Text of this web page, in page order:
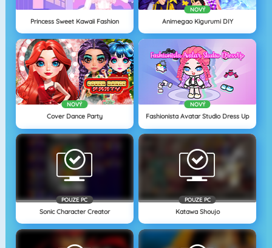
Princess Sweet Kawaii Fashion
NOVÝ
Animegao Kigurumi DIY
NOVÝ
Cover Dance Party
NOVÝ
Fashionista Avatar Studio Dress Up
POUZE PC
Sonic Character Creator
POUZE PC
Katawa Shoujo